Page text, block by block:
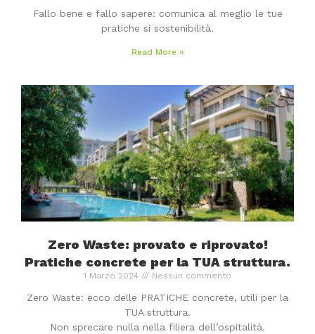
Fallo bene e fallo sapere: comunica al meglio le tue
pratiche si sostenibilità.
Read More »
Zero Waste: provato e riprovato!
Pratiche concrete per la TUA struttura.
1 Marzo 2024 Nessun commento
Zero Waste: ecco delle PRATICHE concrete, utili per la
TUA struttura.
Non sprecare nulla nella filiera dell’ospitalità.